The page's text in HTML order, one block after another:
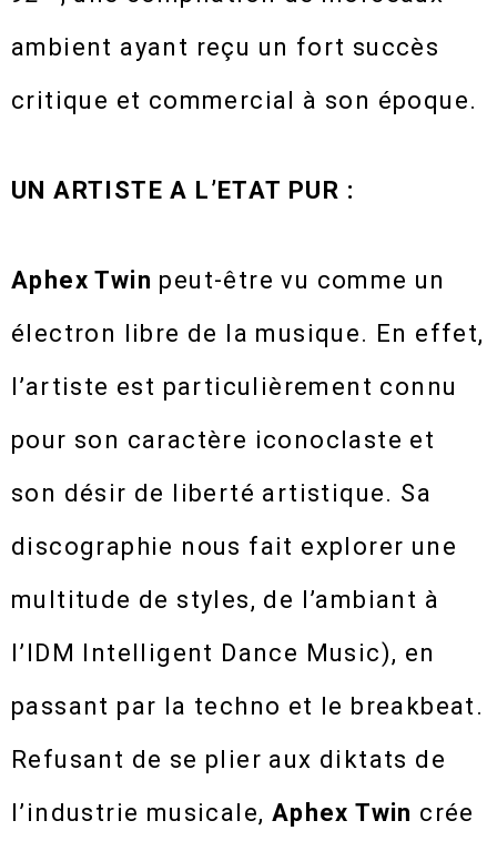
ambient ayant reçu un fort succès
critique et commercial à son époque.
UN ARTISTE A L’ETAT PUR :
Aphex Twin peut-être vu comme un
électron libre de la musique. En effet,
l’artiste est particulièrement connu
pour son caractère iconoclaste et
son désir de liberté artistique. Sa
discographie nous fait explorer une
multitude de styles, de l’ambiant à
l’IDM Intelligent Dance Music), en
passant par la techno et le breakbeat.
Refusant de se plier aux diktats de
l’industrie musicale, Aphex Twin crée